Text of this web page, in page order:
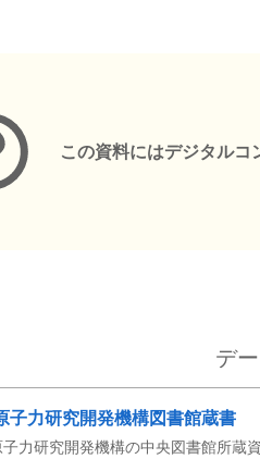
この資料にはデジタルコ
デ
子力研究開発機構図書館蔵書
子力研究開発機構の中央図書館所蔵